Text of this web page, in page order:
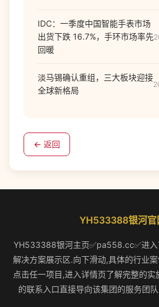
IDC：一季度中国智能手表市场
出货下跌 16.7%，手环市场率先
回暖
淡马锡确认重组，三大板块迎接
全球新格局
← 返回
YH533388银河官
YH533388银河主页✅pa558.cc✅进入
解决方案展示区.向下滑动,具体的行业
点击任一项目,进入详情页了解完整的
的联系入口直接导向该集团的服务团